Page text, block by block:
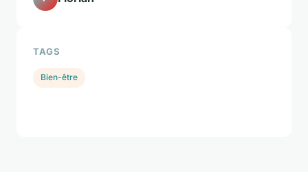
TAGS
Bien-être